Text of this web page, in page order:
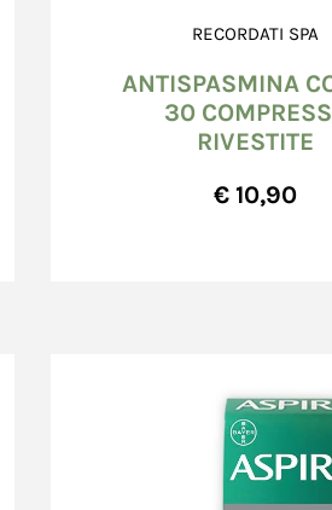
RECORDATI SPA
ANTISPASMINA
30
RIVESTITE
€ 10,90